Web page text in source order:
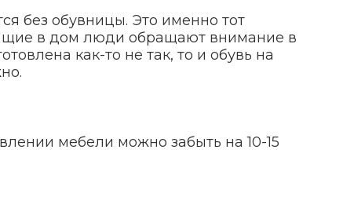
без обувницы. Это именно тот
в дом люди обращают внимание в
как-то не так, то и обувь на
мебели можно забыть на 10-15